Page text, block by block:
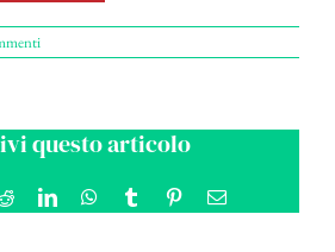
questo articolo
RedditLinkedInWhatsApp
Tumblr PinterestEmail